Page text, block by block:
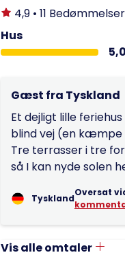
4,9 • 11 Bedømmelser
Hus
5,0
Gæst fra Tyskland
Et dejligt lille
blind vej (en
Tre terrasser i tre
så I kan nyde solen
Tyskland
Oversat
Vis alle omtaler